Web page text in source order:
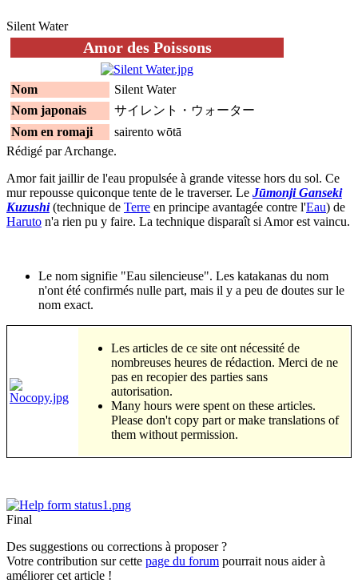
Silent Water
Amor des Poissons
Nom
Silent Water
Nom japonais
サイレント・ウォーター
Nom en romaji
sairento wōtā
Rédigé par Archange.
Amor fait jaillir de l'eau propulsée à grande vitesse hors du sol. Ce
mur repousse quiconque tente de le traverser. Le Jūmonji Ganseki
Kuzushi(technique de Terre en principe avantagée contre l'Eau) de
Haruto n'a rien pu y faire. La technique disparaît si Amor est vaincu.
Le nom signifie "Eau silencieuse". Les katakanas du nom
n'ont été confirmés nulle part, mais il y a peu de doutes sur le
nom exact.
Les articles de ce site ont nécessité de
nombreuses heures de rédaction. Merci de ne
pas en recopier des parties sans
autorisation.
Many hours were spent on these articles.
Please don't copy part or make translations of
them without permission.
Final
Des suggestions ou corrections à proposer ?
Votre contribution sur cette page du forum pourrait nous aider à
améliorer cet article !